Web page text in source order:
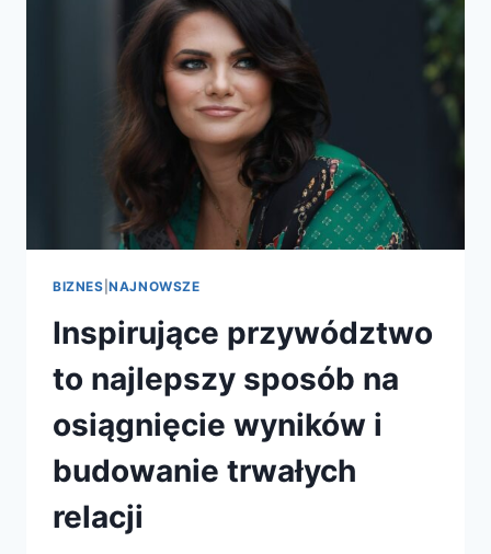
BIZNES |NAJNOWSZE
Inspirujące przywództwo
to najlepszy sposób na
osiągnięcie wyników i
budowanie trwałych
relacji